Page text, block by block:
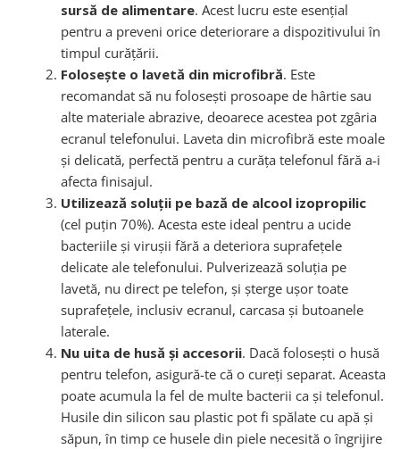
sursă de alimentare. Acest lucru este esențial
pentru a preveni orice deteriorare a dispozitivului în
timpul curățării.
Folosește o lavetă din microfibră. Este
recomandat să nu folosești prosoape de hârtie sau
alte materiale abrazive, deoarece acestea pot zgâria
ecranul telefonului. Laveta din microfibră este moale
și delicată, perfectă pentru a curăța telefonul fără a-i
afecta finisajul.
Utilizează soluții pe bază de alcool izopropilic
(cel puțin 70%). Acesta este ideal pentru a ucide
bacteriile și virușii fără a deteriora suprafețele
delicate ale telefonului. Pulverizează soluția pe
lavetă, nu direct pe telefon, și șterge ușor toate
suprafețele, inclusiv ecranul, carcasa și butoanele
laterale.
Nu uita de husă și accesorii. Dacă folosești o husă
pentru telefon, asigură-te că o cureți separat. Aceasta
poate acumula la fel de multe bacterii ca și telefonul.
Husile din silicon sau plastic pot fi spălate cu apă și
săpun, în timp ce husele din piele necesită o îngrijire